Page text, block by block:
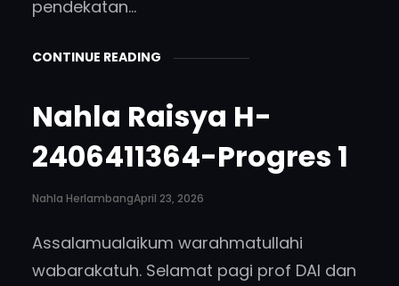
pendekatan…
CONTINUE READING
Nahla Raisya H-
2406411364-Progres 1
Nahla HerlambangApril 23, 2026
Assalamualaikum warahmatullahi
wabarakatuh. Selamat pagi prof DAI dan